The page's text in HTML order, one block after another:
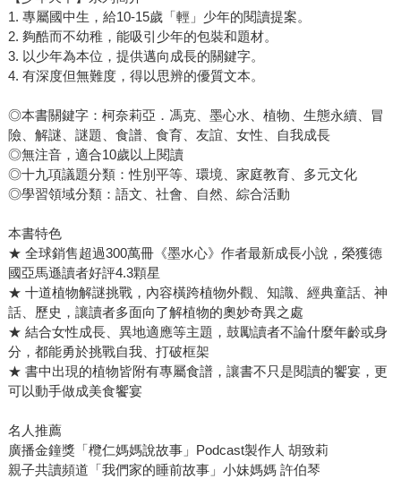
1. 專屬國中生，給10-15歲「輕」少年的閱讀提案。
2. 夠酷而不幼稚，能吸引少年的包裝和題材。
3. 以少年為本位，提供邁向成長的關鍵字。
4. 有深度但無難度，得以思辨的優質文本。
◎本書關鍵字：柯奈莉亞．馮克、墨心水、植物、生態永續、冒
險、解謎、謎題、食譜、食育、友誼、女性、自我成長
◎無注音，適合10歲以上閱讀
◎十九項議題分類：性別平等、環境、家庭教育、多元文化
◎學習領域分類：語文、社會、自然、綜合活動
本書特色
★ 全球銷售超過300萬冊《墨水心》作者最新成長小說，榮獲德
國亞馬遜讀者好評4.3顆星
★ 十道植物解謎挑戰，內容橫跨植物外觀、知識、經典童話、神
話、歷史，讓讀者多面向了解植物的奧妙奇異之處
★ 結合女性成長、異地適應等主題，鼓勵讀者不論什麼年齡或身
分，都能勇於挑戰自我、打破框架
★ 書中出現的植物皆附有專屬食譜，讓書不只是閱讀的饗宴，更
可以動手做成美食饗宴
名人推薦
廣播金鐘獎「欖仁媽媽說故事」Podcast製作人 胡致莉
親子共讀頻道「我們家的睡前故事」小妹媽媽 許伯琴